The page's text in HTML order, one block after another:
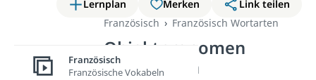
Lernplan Merken
Link teilen
Französisch
Französisch Wortarten
Objektpronomen
Französisch
Französisch
Französische Vokabeln